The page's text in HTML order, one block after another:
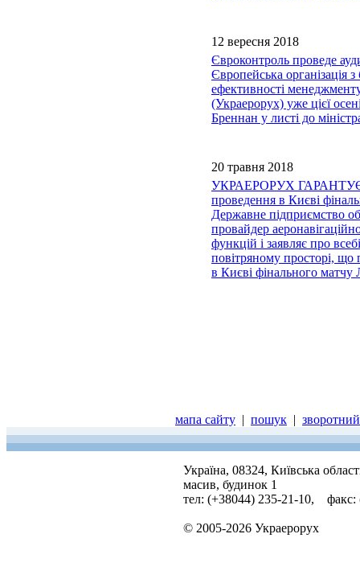
12 вересня 2018
Євроконтроль проведе
Європейська організація
ефективності
(Украерорух) уже цієї
Бреннан у листі до
20 травня 2018
УКРАЕРОРУХ
проведення в Києві
Державне підприємство
провайдер
функцій і заявляє про
повітряному просторі, що
в Києві фінального
мапа сайту | пошук |
Україна, 08324, Київська
масив, будинок 1
тел: (+38044) 235-21-10, факс:
© 2005-2026 Украерорух